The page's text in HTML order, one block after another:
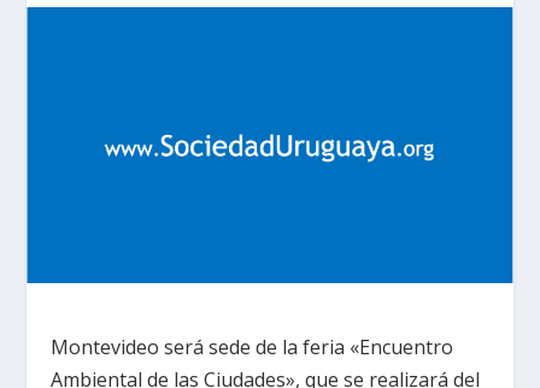
Montevideo será sede de la feria «Encuentro
Ambiental de las Ciudades», que se realizará del